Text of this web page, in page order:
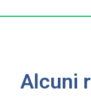
Alcuni